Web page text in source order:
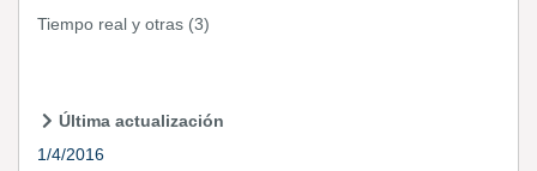
Tiempo real y otras (3)
Última actualización
1/4/2016